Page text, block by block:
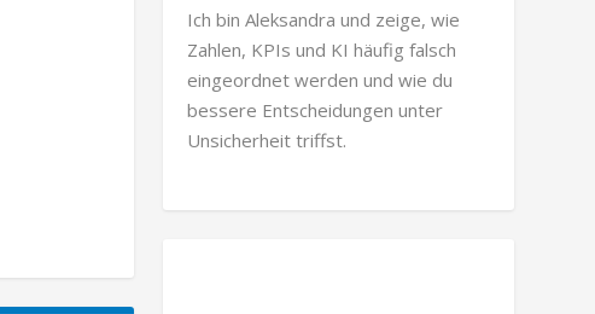
Ich bin Aleksandra und zeige, wie
Zahlen, KPIs und KI häufig falsch
eingeordnet werden und wie du
bessere Entscheidungen unter
Unsicherheit triffst.